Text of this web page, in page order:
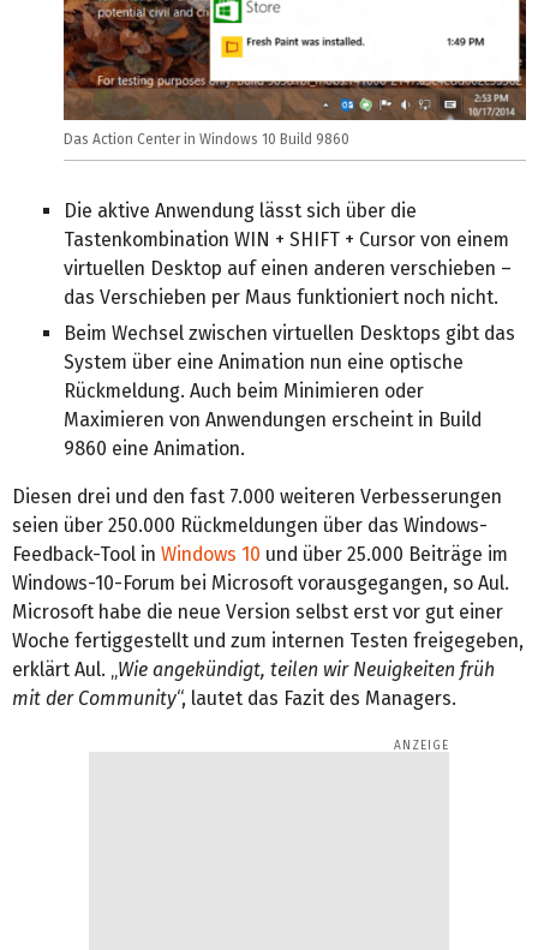
Das Action Center in Windows 10 Build 9860
Die aktive Anwendung lässt sich über die
Tastenkombination WIN + SHIFT + Cursor von einem
virtuellen Desktop auf einen anderen verschieben –
das Verschieben per Maus funktioniert noch nicht.
Beim Wechsel zwischen virtuellen Desktops gibt das
System über eine Animation nun eine optische
Rückmeldung. Auch beim Minimieren oder
Maximieren von Anwendungen erscheint in Build
9860 eine Animation.
Diesen drei und den fast 7.000 weiteren Verbesserungen
seien über 250.000 Rückmeldungen über das Windows-
Feedback-Tool in Windows 10 und über 25.000 Beiträge im
Windows-10-Forum bei Microsoft vorausgegangen, so Aul.
Microsoft habe die neue Version selbst erst vor gut einer
Woche fertiggestellt und zum internen Testen freigegeben,
erklärt Aul. „Wie angekündigt, teilen wir Neuigkeiten früh
mit der Community“, lautet das Fazit des Managers.